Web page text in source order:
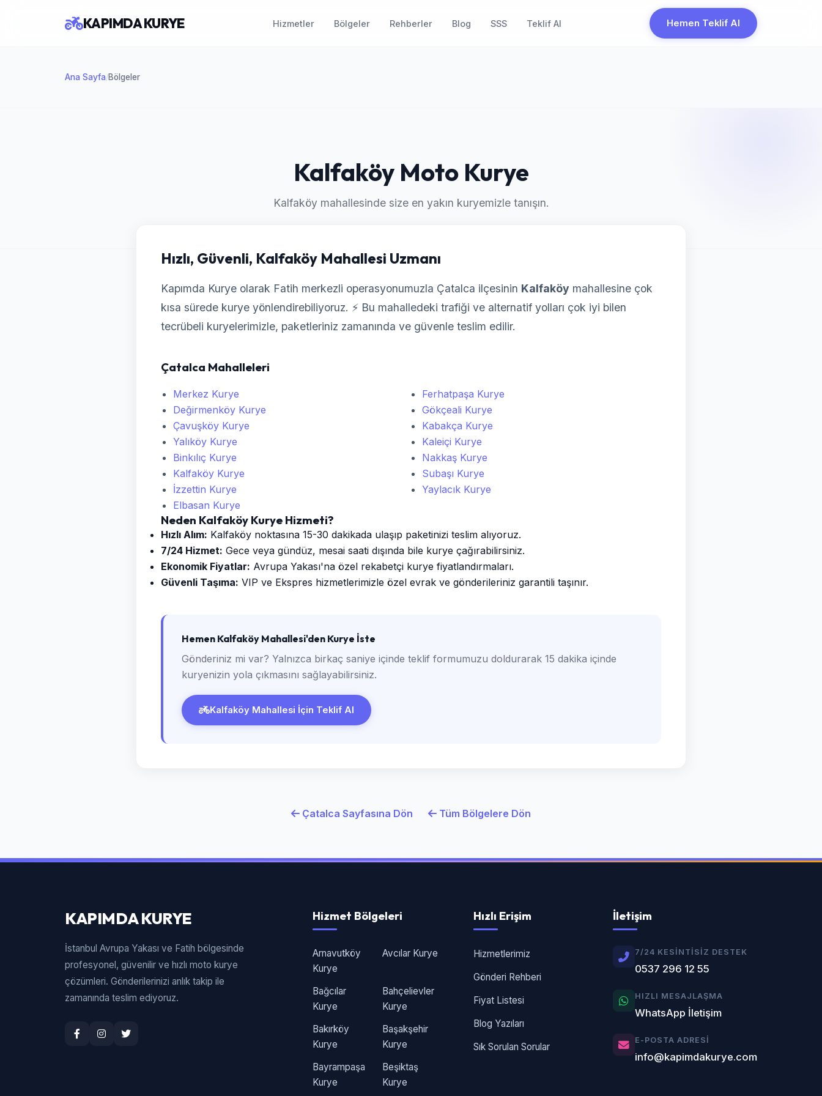
Ana Sayfa/Bölgeler
KAPIMDA KURYE Hizmetler Bölgeler Rehberler Blog SSS Teklif Al Hemen Teklif Al
Kalfaköy Moto Kurye
Kalfaköy mahallesinde size en yakın kuryemizle tanışın.
Hızlı, Güvenli, Kalfaköy Mahallesi Uzmanı
Kapımda Kurye olarak Fatih merkezli operasyonumuzla Çatalca ilçesinin Kalfaköy mahallesine çok
kısa sürede kurye yönlendirebiliyoruz. ⚡ Bu mahalledeki trafiği ve alternatif yolları çok iyi bilen
tecrübeli kuryelerimizle, paketleriniz zamanında ve güvenle teslim edilir.
Çatalca Mahalleleri
Merkez Kurye
Değirmenköy Kurye
Çavuşköy Kurye
Yalıköy Kurye
Binkılıç Kurye
Kalfaköy Kurye
İzzettin Kurye
Elbasan Kurye
Ferhatpaşa Kurye
Gökçeali Kurye
Kabakça Kurye
Kaleiçi Kurye
Nakkaş Kurye
Subaşı Kurye
Yaylacık Kurye
Neden Kalfaköy Kurye Hizmeti?
Hızlı Alım: Kalfaköy noktasına 15-30 dakikada ulaşıp paketinizi teslim alıyoruz.
7/24 Hizmet: Gece veya gündüz, mesai saati dışında bile kurye çağırabilirsiniz.
Ekonomik Fiyatlar: Avrupa Yakası'na özel rekabetçi kurye fiyatlandırmaları.
Güvenli Taşıma: VIP ve Ekspres hizmetlerimizle özel evrak ve gönderileriniz garantili taşınır.
Hemen Kalfaköy Mahallesi'den Kurye İste
Gönderiniz mi var? Yalnızca birkaç saniye içinde teklif formumuzu doldurarak 15 dakika içinde
kuryenizin yola çıkmasını sağlayabilirsiniz.
Kalfaköy Mahallesi İçin Teklif Al
Çatalca Sayfasına Dön Tüm Bölgelere Dön
KAPIMDA KURYE
İstanbul Avrupa Yakası ve Fatih bölgesinde
profesyonel, güvenilir ve hızlı moto kurye
çözümleri. Gönderilerinizi anlık takip ile
zamanında teslim ediyoruz.
Hizmet Bölgeleri
Arnavutköy
Kurye
Avcılar Kurye
Bağcılar
Kurye
Bahçelievler
Kurye
Bakırköy
Kurye
Başakşehir
Kurye
Bayrampaşa
Kurye
Beşiktaş
Kurye
Hızlı Erişim
Hizmetlerimiz
Gönderi Rehberi
Fiyat Listesi
Blog Yazıları
Sık Sorulan Sorular
İletişim
7/24 KESINTISIZ DESTEK
0537 296 12 55
HIZLI MESAJLAŞMA
WhatsApp İletişim
E-POSTA ADRESI
info@kapimdakurye.com